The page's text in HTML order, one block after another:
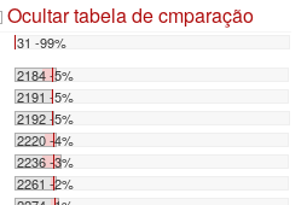
Ocultar tabela de cmparação
31 -99%
2184 -5%
2191 -5%
2192 -5%
2220 -4%
2236 -3%
2261 -2%